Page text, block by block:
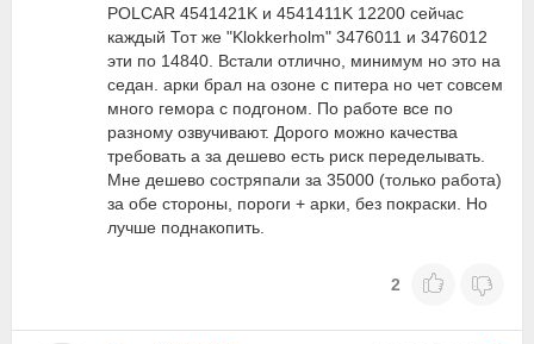
POLCAR 4541421K и 4541411K 12200 сейчас
каждый Тот же "Klokkerholm" 3476011 и 3476012
эти по 14840. Встали отлично, минимум но это на
седан. арки брал на озоне с питера но чет совсем
много гемора с подгоном. По работе все по
разному озвучивают. Дорого можно качества
требовать а за дешево есть риск переделывать.
Мне дешево состряпали за 35000 (только работа)
за обе стороны, пороги + арки, без покраски. Но
лучше поднакопить.
2